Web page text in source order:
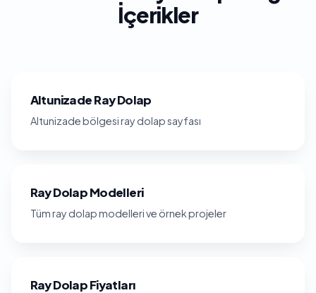
İçerikler
Altunizade Ray Dolap
Altunizade bölgesi ray dolap sayfası
Ray Dolap Modelleri
Tüm ray dolap modelleri ve örnek projeler
Ray Dolap Fiyatları